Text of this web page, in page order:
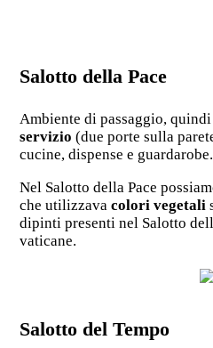
Salotto della Pace
Ambiente di passaggio,
servizio (due porte sulla
cucine, dispense e
Nel Salotto della Pace
che utilizzavacolori vegetali
dipinti presenti nel Salotto
vaticane.
Salotto del Tempo